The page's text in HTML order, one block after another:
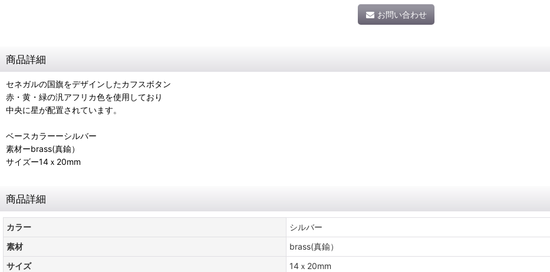
お問い合わせ
商品詳細
セネガルの国旗をデザインしたカフスボタン
赤・黄・緑の汎アフリカ色を使用しており
中央に星が配置されています。
ベースカラーーシルバー
素材ーbrass(真鍮）
サイズー14ｘ20mm
商品詳細
カラー
シルバー
素材
brass(真鍮）
サイズ
14ｘ20mm